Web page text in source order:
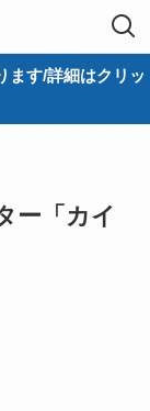
ます/詳細はクリッ
ー「カイ